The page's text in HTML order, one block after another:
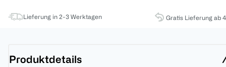
Lieferung in 2-3 Werktagen Gratis Lieferung ab
Produktdetails